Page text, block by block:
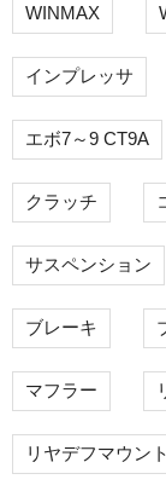
WINMAX
インプレッサ
エボ7～9 CT9A
クラッチ
サスペンション
ブレーキ
マフラー
リヤデフマウン